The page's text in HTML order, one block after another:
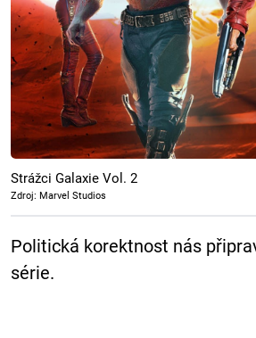
Strážci Galaxie Vol. 2
Zdroj: Marvel Studios
Politická korektnost nás
série.